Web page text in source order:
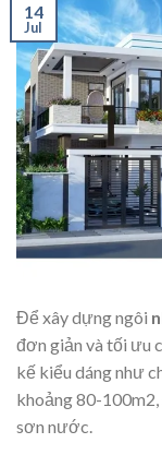
14
Jul
Để xây dựng ngôi
đơn giản và tối ưu
kế kiểu dáng như
khoảng 80-
sơn nước.